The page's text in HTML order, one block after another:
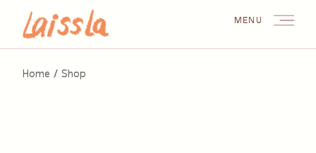
content
MENU
Home Shop